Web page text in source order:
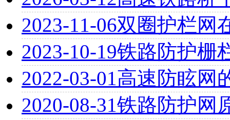
2023-11-06双圈护栏网
2023-10-19铁路防护栅
2022-03-01高速防眩网
2020-08-31铁路防护网